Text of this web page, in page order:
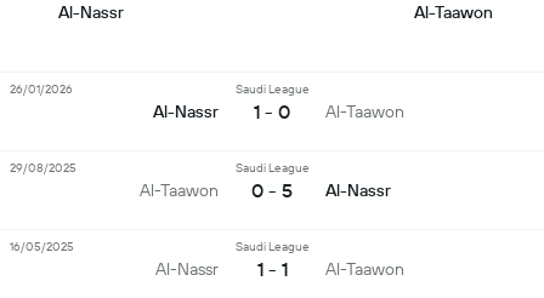
Al-Nassr Al-Taawon
Al-Nassr
Saudi League
1 - 0 Al-Taawon
26/01/2026
Al-Taawon
Saudi League
0 - 5 Al-Nassr
29/08/2025
Al-Nassr
Saudi League
1 - 1 Al-Taawon
16/05/2025